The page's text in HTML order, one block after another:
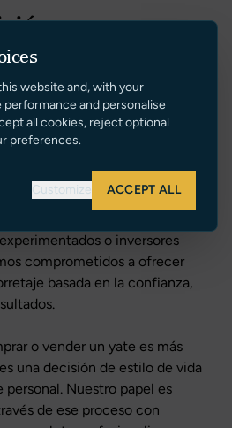
nuestra misión es simple:
estándar de servicios de
del profesionalismo, la
o inversores
comprometidos a ofrecer
basada en la confianza,
o vender un yate es más
una decisión de estilo de vida
Nuestro papel es
de ese proceso con
website and, with your
performance and personalise
all cookies, reject optional
preferences.
Customize ACCEPT ALL